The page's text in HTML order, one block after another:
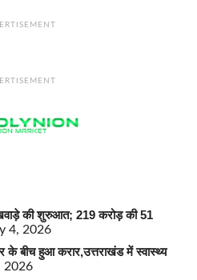
की शुरुआत; 219 करोड़ की 51
4, 2026
बीच हुआ करार,उत्तराखंड में स्वास्थ्य
2026